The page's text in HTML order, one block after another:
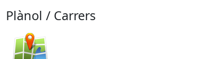
Plànol / Carrers